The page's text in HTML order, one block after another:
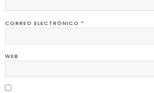
CORREO ELECTRÓNICO *
WEB